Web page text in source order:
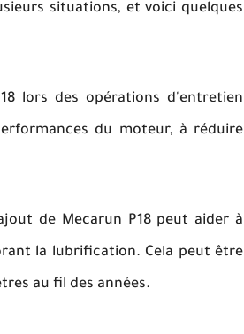
situations, et voici quelques
lors des opérations d'entretien
du moteur, à réduire
de Mecarun P18 peut aider à
la lubrification. Cela peut être
au fil des années.